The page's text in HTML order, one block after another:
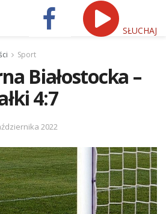
SŁUCHAJ
Sport
Białostocka –
4:7
2022